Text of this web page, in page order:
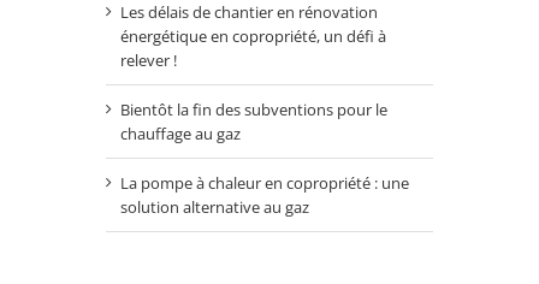
Les délais de chantier en rénovation
énergétique en copropriété, un défi à
relever !
Bientôt la fin des subventions pour le
chauffage au gaz
La pompe à chaleur en copropriété : une
solution alternative au gaz